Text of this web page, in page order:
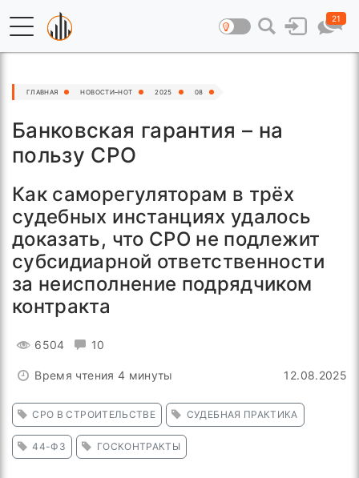
21
ГЛАВНАЯ НОВОСТИ–HOT 2025 08
Банковская гарантия – на
пользу СРО
Как саморегуляторам в трёх
судебных инстанциях удалось
доказать, что СРО не подлежит
субсидиарной ответственности
за неисполнение подрядчиком
контракта
6504 10
Время чтения 4 минуты 12.08.2025
СРО В СТРОИТЕЛЬСТВЕ СУДЕБНАЯ ПРАКТИКА
44-ФЗ ГОСКОНТРАКТЫ